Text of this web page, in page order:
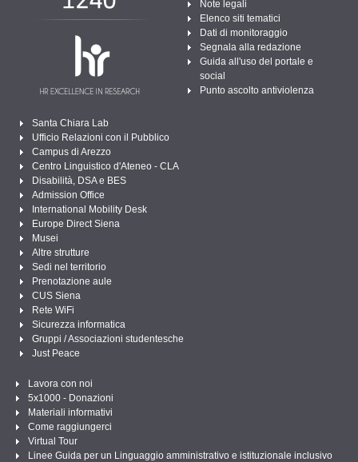
Note legali
Elenco siti tematici
Dati di monitoraggio
Segnala alla redazione
Guida all'uso del portale e
social
Punto ascolto antiviolenza
Santa Chiara Lab
Ufficio Relazioni con il Pubblico
Campus di Arezzo
Centro Linguistico d'Ateneo - CLA
Disabilità, DSA e BES
Admission Office
International Mobility Desk
Europe Direct Siena
Musei
Altre strutture
Sedi nel territorio
Prenotazione aule
CUS Siena
Rete WiFi
Sicurezza informatica
Gruppi / Associazioni studentesche
Just Peace
Lavora con noi
5x1000 - Donazioni
Materiali informativi
Come raggiungerci
Virtual Tour
Linee Guida per un Linguaggio amministrativo e istituzionale inclusivo